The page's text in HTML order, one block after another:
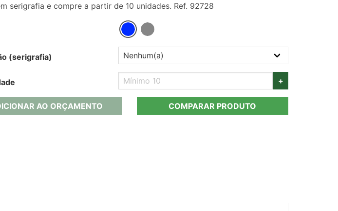
serigrafia e compre a partir de 10 unidades. Ref. 92728
(serigrafia)
+
AO ORÇAMENTO COMPARAR PRODUTO